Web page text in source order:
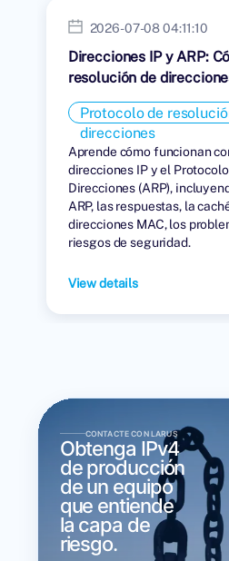
2026-07-08 04:11:10
Direcciones IP y ARP:
resolución de
Protocolo de
direcciones
Aprende cómo funcionan
direcciones IP y el
Direcciones (ARP),
ARP, las respuestas, la
direcciones MAC, los
riesgos de seguridad.
View details
CONTACTE CON LARUS
Obtenga IPv4
de producción
de un equipo
que entiende
la capa de
riesgo.